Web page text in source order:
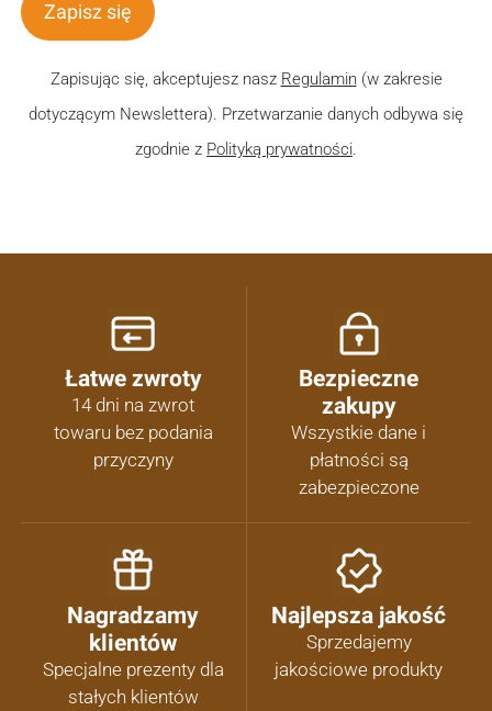
Zapisz się
Zapisując się, akceptujesz nasz Regulamin(w zakresie
dotyczącym Newslettera). Przetwarzanie danych odbywa się
zgodnie z Polityką prywatności.
Łatwe zwroty
14 dni na zwrot
towaru bez podania
przyczyny
Bezpieczne
zakupy
Wszystkie dane i
płatności są
zabezpieczone
Nagradzamy
klientów
Specjalne prezenty dla
stałych klientów
Najlepsza jakość
Sprzedajemy
jakościowe produkty